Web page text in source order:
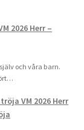
2026 Herr –
och våra barn.
VM 2026 Herr